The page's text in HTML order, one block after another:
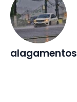
alagamentos